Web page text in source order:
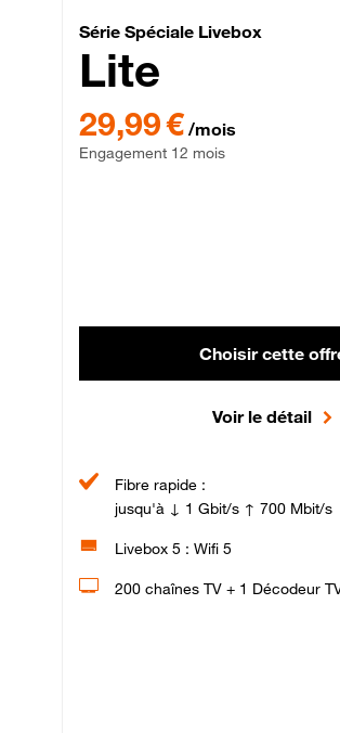
Série Spéciale
Série Spéciale Livebox
Lite
29,99 € par mois , Engagement 12
29,99 € /mois
Engagement 12 mois
Choisir cette
Voir le détail
Fibre rapide :
jusqu'à ↓ 1 Gbit/s ↑ 700 Mbit/s
Livebox 5 : Wifi 5
200 chaînes TV + 1 Décodeur